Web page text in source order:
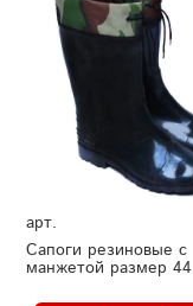
арт.
Сапоги резиновые с
манжетой размер 44